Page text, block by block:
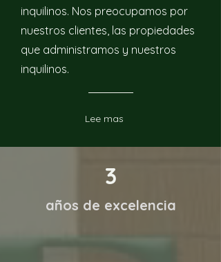
inquilinos. Nos preocupamos por
nuestros clientes, las propiedades
que administramos y nuestros
inquilinos.
Lee mas
3
años de excelencia